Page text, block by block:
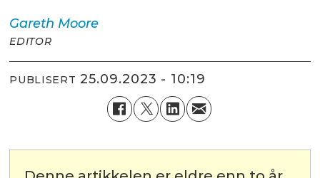
Gareth Moore
EDITOR
PUBLISERT 25.09.2023 - 10:19